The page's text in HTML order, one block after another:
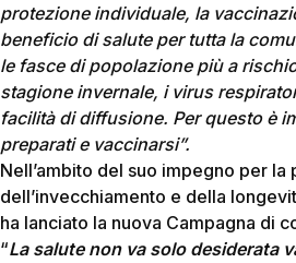
protezione individuale, la
beneficio di salute per tutta la
le fasce di popolazione più a
stagione invernale, i virus
facilità di diffusione. Per questo è
preparati e vaccinarsi”.
Nell’ambito del suo impegno per la
dell’invecchiamento e della
ha lanciato la nuova Campagna di
“La salute non va solo desiderata